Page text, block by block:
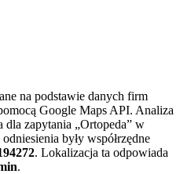
na podstawie danych firm
Google Maps API. Analiza
zapytania „Ortopeda” w
były współrzędne
. Lokalizacja ta odpowiada
.